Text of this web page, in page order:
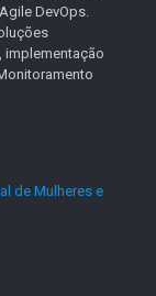
DevOps.
implementação
de Mulheres e